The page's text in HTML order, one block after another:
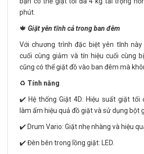
phút.
🍁 Giặt yên tĩnh cả trong ban đêm
Với chương trình đặc biệt yên tĩnh
cuối cùng giảm và tín hiệu cuối cùng
cũng có thể giặt đồ vào ban đêm mà
♻️ Tính năng
✔️ Hệ thống Giặt 4D: Hiệu suất giặt tối
làm ẩm hiệu quả đồ giặt và sử dụng bột
✔️ Drum Vario: Giặt nhẹ nhàng và hiệu
✔️ Đèn bên trong lồng giặt: LED.